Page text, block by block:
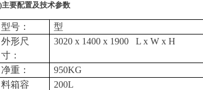
要配置及技术参数
型号：
型
外形尺
寸：
3020 x 1400 x 1900 L x W x H
净重：
950KG
料箱容
200L